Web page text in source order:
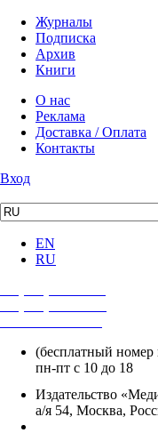
Журналы
Подписка
Архив
Книги
О нас
Реклама
Доставка / Оплата
Контакты
Вход
EN
RU
(бесплатный
пн-пт с 10 до 18
Издательство
а/я 54, Москва,